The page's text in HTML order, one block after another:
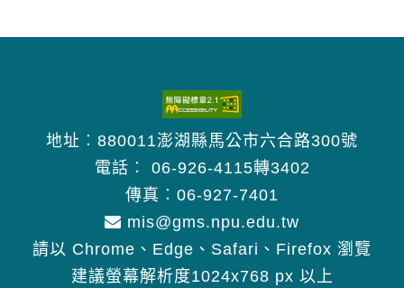
地址︰880011澎湖縣馬公市六合路300號
電話︰ 06-926-4115轉3402
傳真︰06-927-7401
mis@gms.npu.edu.tw
請以 Chrome、Edge、Safari、Firefox 瀏覽
建議螢幕解析度1024x768 px 以上